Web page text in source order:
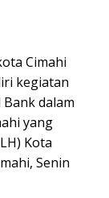
Cimahi
kegiatan
dalam
yang
Kota
Senin